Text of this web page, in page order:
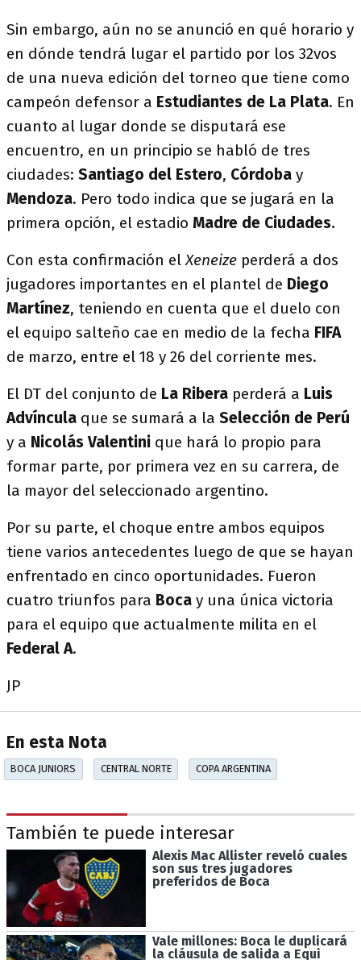
Sin embargo, aún no se anunció en qué horario y
en dónde tendrá lugar el partido por los 32vos
de una nueva edición del torneo que tiene como
campeón defensor a Estudiantes de La Plata. En
cuanto al lugar donde se disputará ese
encuentro, en un principio se habló de tres
ciudades: Santiago del Estero, Córdoba y
Mendoza. Pero todo indica que se jugará en la
primera opción, el estadio Madre de Ciudades.
Con esta confirmación elXeneize perderá a dos
jugadores importantes en el plantel de Diego
Martínez, teniendo en cuenta que el duelo con
el equipo salteño cae en medio de la fecha FIFA
de marzo, entre el 18 y 26 del corriente mes.
El DT del conjunto de La Ribera perderá a Luis
Advíncula que se sumará a la Selección de Perú
y a Nicolás Valentini que hará lo propio para
formar parte, por primera vez en su carrera, de
la mayor del seleccionado argentino.
Por su parte, el choque entre ambos equipos
tiene varios antecedentes luego de que se hayan
enfrentado en cinco oportunidades. Fueron
cuatro triunfos para Boca y una única victoria
para el equipo que actualmente milita en el
Federal A.
JP
En esta Nota
BOCA JUNIORS CENTRAL NORTE COPA ARGENTINA
También te puede interesar
Alexis Mac Allister reveló cuales
son sus tres jugadores
preferidos de Boca
Vale millones: Boca le duplicará
la cláusula de salida a Equi